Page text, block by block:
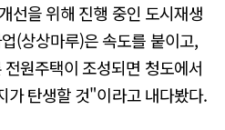
선을 위해 진행 중인 도시재생
(상상마루)은 속도를 붙이고,
원주택이 조성되면 청도에서
가 탄생할 것"이라고 내다봤다.